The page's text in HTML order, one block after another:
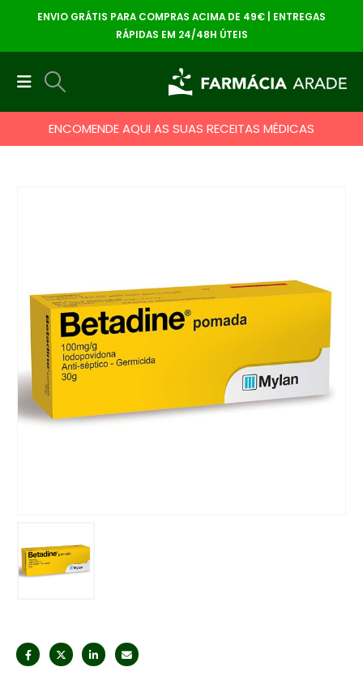
ENVIO GRÁTIS PARA COMPRAS ACIMA DE 49€ | ENTREGAS
RÁPIDAS EM 24/48H ÚTEIS
ENCOMENDE AQUI AS SUAS RECEITAS MÉDICAS